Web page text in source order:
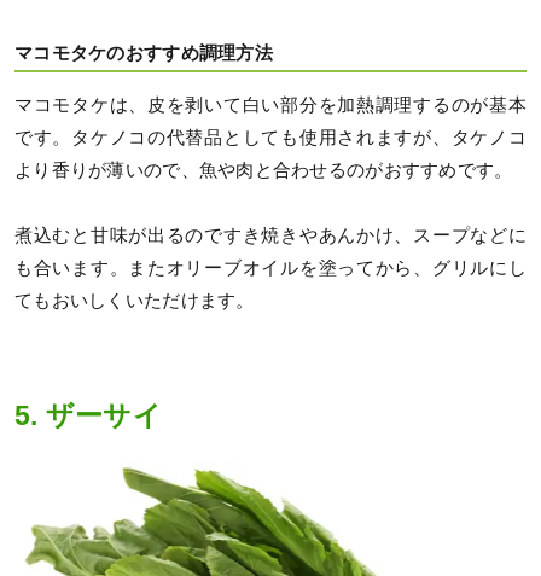
マコモタケのおすすめ調理方法
マコモタケは、皮を剥いて白い部分を加熱調理するのが基本
です。タケノコの代替品としても使用されますが、タケノコ
より香りが薄いので、魚や肉と合わせるのがおすすめです。
煮込むと甘味が出るのですき焼きやあんかけ、スープなどに
も合います。またオリーブオイルを塗ってから、グリルにし
てもおいしくいただけます。
5. ザーサイ